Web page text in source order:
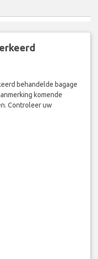
behandelde bagage
komende
Controleer uw